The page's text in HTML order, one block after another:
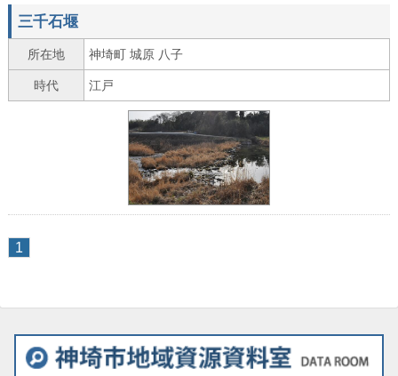
三千石堰
所在地 神埼町 城原 八子
時代 江戸
1